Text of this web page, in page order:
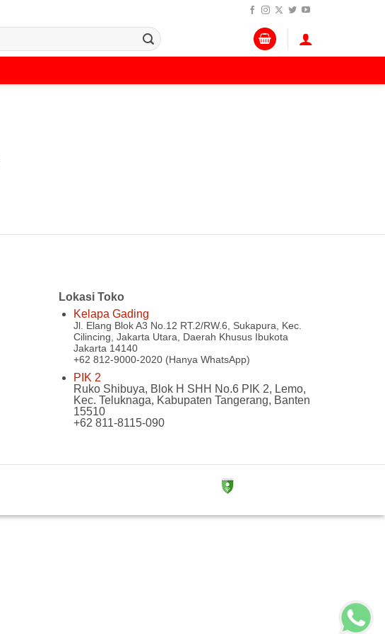
Lokasi Toko
Kelapa Gading
Jl. Elang Blok A3 No.12 RT.2/RW.6, Sukapura, Kec.
Cilincing, Jakarta Utara, Daerah Khusus Ibukota
Jakarta 14140
+62 812-9000-2020 (Hanya WhatsApp)
PIK 2
Ruko Shibuya, Blok H SHH No.6 PIK 2, Lemo,
Kec. Teluknaga, Kabupaten Tangerang, Banten
15510
+62 811-8115-090